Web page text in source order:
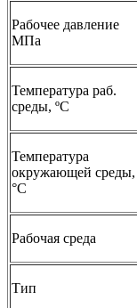
Рабочее давление
МПа
Температура раб.
среды, ºС
Температура
окружающей среды,
°C
Рабочая среда
Тип